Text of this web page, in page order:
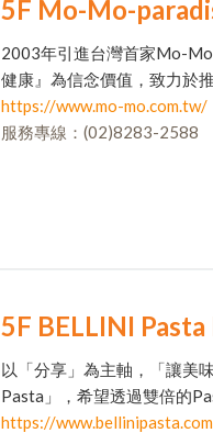
5F Mo-Mo-
2003年引進台灣首家Mo-
健康』為信念價值，致力於
https://www.mo-mo.com.tw/
服務專線：(02)8283-2588
5F BELLINI Pasta
以「分享」為主軸，「讓美
Pasta」，希望透過雙倍的
https://